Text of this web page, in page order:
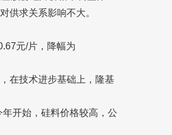
供求关系影响不大。
元/片，降幅为
在技术进步基础上，隆基
开始，硅料价格较高，公